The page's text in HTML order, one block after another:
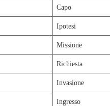
Capo
Ipotesi
Missione
Richiesta
Invasione
Ingresso